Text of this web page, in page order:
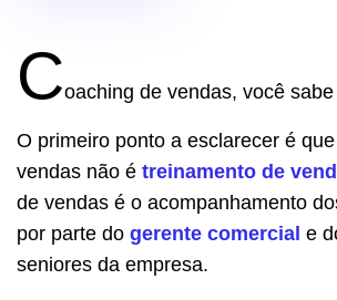
Coaching de vendas, você
O primeiro ponto a esclarecer é
vendas não é treinamento de
de vendas é o acompanhamento
por parte do gerente comercial e
seniores da empresa.